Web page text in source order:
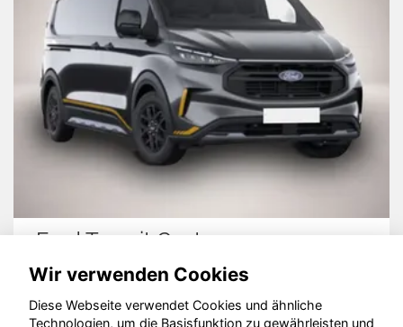
Custom Nissan
Wir verwenden Cookies
Diese Webseite verwendet Cookies und ähnliche
Technologien, um die Basisfunktion zu gewährleisten und